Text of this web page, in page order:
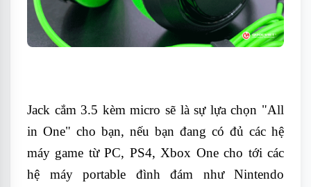
Jack cắm 3.5 kèm micro sẽ là sự lựa chọn "All
in One" cho bạn, nếu bạn đang có đủ các hệ
máy game từ PC, PS4, Xbox One cho tới các
hệ máy portable đình đám như Nintendo